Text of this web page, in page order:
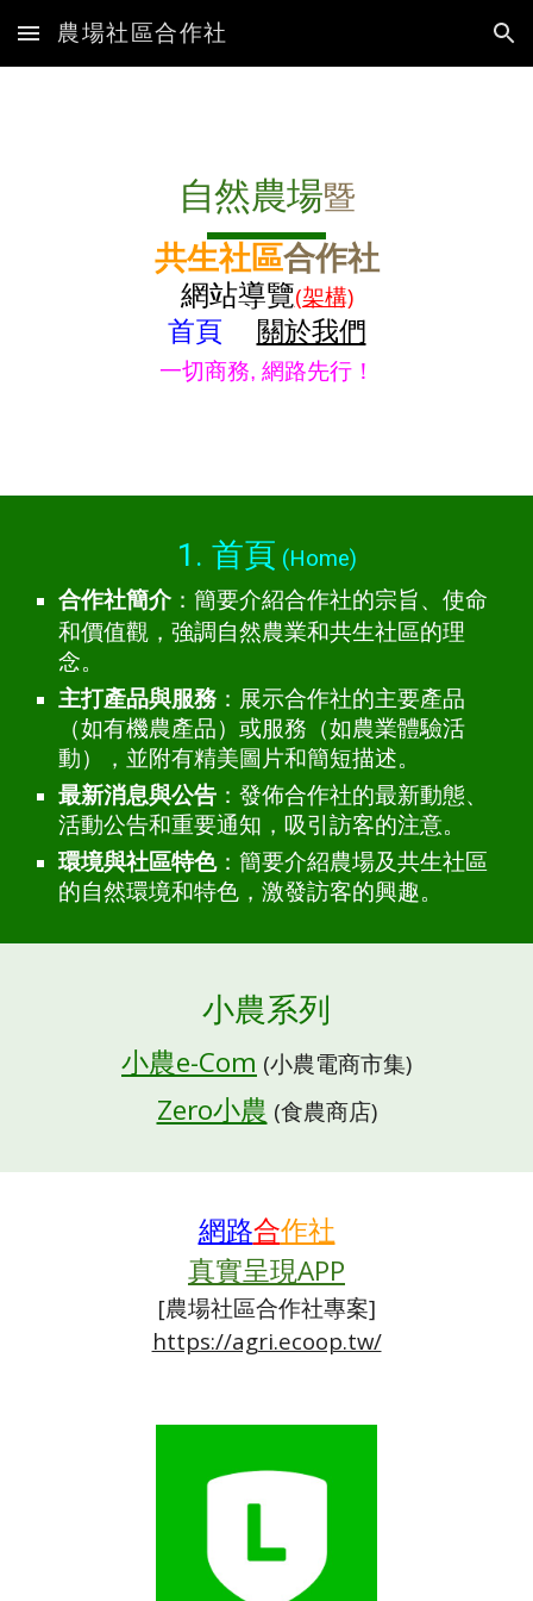
Skip to main content Skip to navigation
農場社區合作社
自然農場暨
共生社區合作社
網站導覽(架構)
首頁 關於我們
一切商務, 網路先行！
1. 首頁 (Home)
合作社簡介：簡要介紹合作社的宗旨、使命
和價值觀，強調自然農業和共生社區的理
念。
主打產品與服務 ：展示合作社的主要產品
（如有機農產品）或服務（如農業體驗活
動），並附有精美圖片和簡短描述。
最新消息與公告 ：發佈合作社的最新動態、
活動公告和重要通知，吸引訪客的注意。
環境與社區特色：簡要介紹農場及共生社區
的自然環境和特色，激發訪客的興趣。
小農系列
小農e-Com (小農電商市集)
Zero小農 (食農商店)
網路合作社
真實呈現APP
[農場社區合作社專案]
https://agri.ecoop.tw/